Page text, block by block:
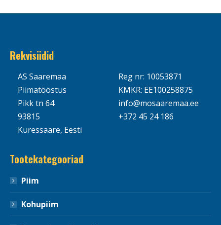
Rekvisiidid
AS Saaremaa
Piimatööstus
Pikk tn 64
93815
Kuressaare, Eesti
Reg nr: 10053871
KMKR: EE100258875
info@mosaaremaa.ee
+372 45 24 186
Tootekategooriad
Piim
Kohupiim